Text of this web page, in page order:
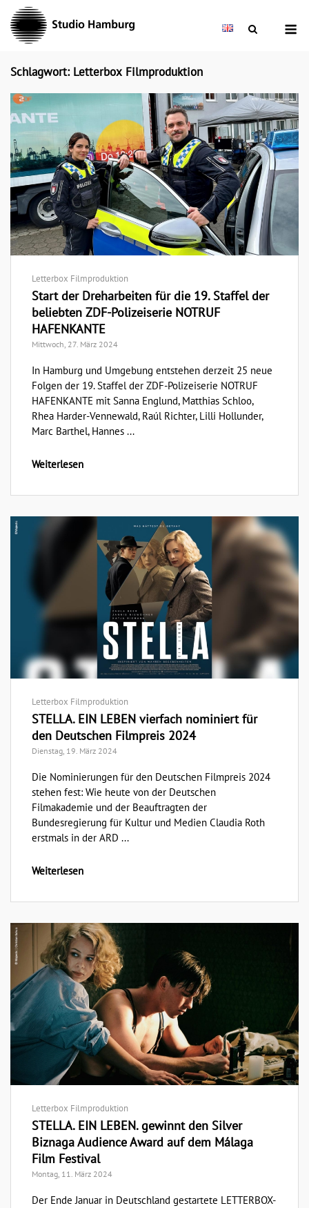
Skip
content
Schlagwort: Letterbox Filmproduktion
Letterbox Filmproduktion
Start der Dreharbeiten für die 19. Staffel der
beliebten ZDF-Polizeiserie NOTRUF
HAFENKANTE
Mittwoch, 27. März 2024
In Hamburg und Umgebung entstehen derzeit 25 neue
Folgen der 19. Staffel der ZDF-Polizeiserie NOTRUF
HAFENKANTE mit Sanna Englund, Matthias Schloo,
Rhea Harder-Vennewald, Raúl Richter, Lilli Hollunder,
Marc Barthel, Hannes ...
Weiterlesen
Letterbox Filmproduktion
STELLA. EIN LEBEN vierfach nominiert für
den Deutschen Filmpreis 2024
Dienstag, 19. März 2024
Die Nominierungen für den Deutschen Filmpreis 2024
stehen fest: Wie heute von der Deutschen
Filmakademie und der Beauftragten der
Bundesregierung für Kultur und Medien Claudia Roth
erstmals in der ARD ...
Weiterlesen
Letterbox Filmproduktion
STELLA. EIN LEBEN. gewinnt den Silver
Biznaga Audience Award auf dem Málaga
Film Festival
Montag, 11. März 2024
Der Ende Januar in Deutschland gestartete LETTERBOX-